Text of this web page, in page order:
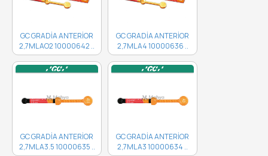
GC GRADİA ANTERİOR
2,7ML AO2 10000642 ..
GC GRADİA ANTERİOR
2,7ML A4 10000636 ..
GC GRADİA ANTERİOR
2,7ML A3.5 10000635 ..
GC GRADİA ANTERİOR
2,7ML A3 10000634 ..